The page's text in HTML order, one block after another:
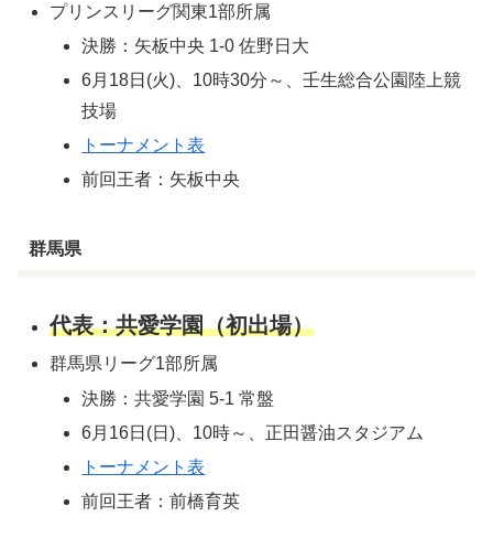
プリンスリーグ関東1部所属
決勝：矢板中央 1-0 佐野日大
6月18日(火)、10時30分～、壬生総合公園陸上競
技場
トーナメント表
前回王者：矢板中央
群馬県
代表：共愛学園（初出場）
群馬県リーグ1部所属
決勝：共愛学園 5-1 常盤
6月16日(日)、10時～、正田醤油スタジアム
トーナメント表
前回王者：前橋育英